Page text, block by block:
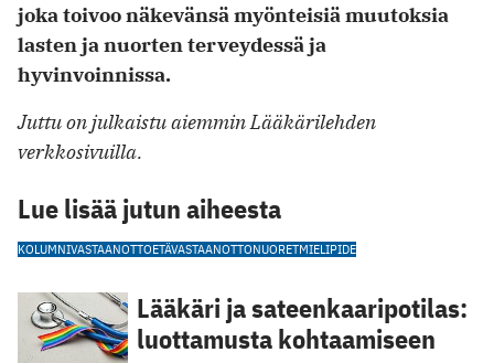
joka toivoo näkevänsä myönteisiä muutoksia
lasten ja nuorten terveydessä ja
hyvinvoinnissa.
Juttu on julkaistu aiemmin Lääkärilehden
verkkosivuilla.
Lue lisää jutun aiheesta
KOLUMNIVASTAANOTTOETÄVASTAANOTTONUORETMIELIPIDE
Lääkäri ja sateenkaaripotilas:
luottamusta kohtaamiseen